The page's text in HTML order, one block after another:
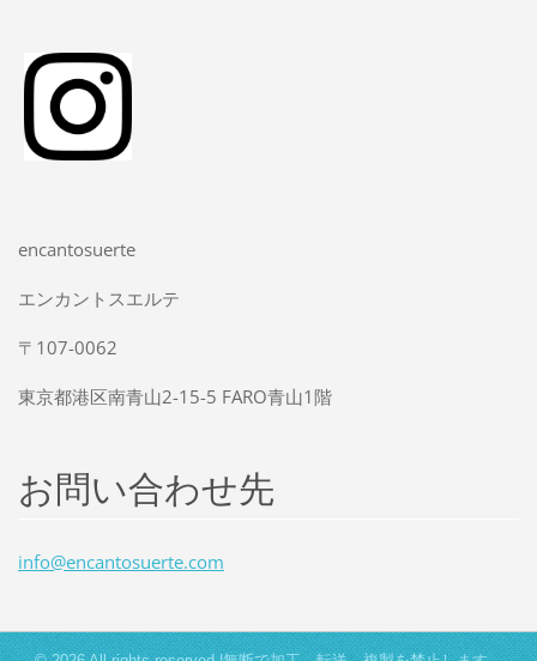
encantosuerte
エンカントスエルテ
〒107-0062
東京都港区南青山2-15-5 FARO青山1階
お問い合わせ先
info@encantosuerte.com